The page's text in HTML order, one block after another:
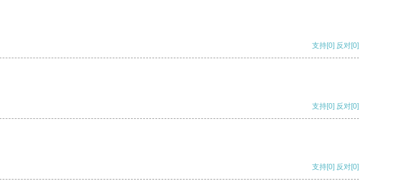
支持[0] 反对[0]
支持[0] 反对[0]
支持[0] 反对[0]